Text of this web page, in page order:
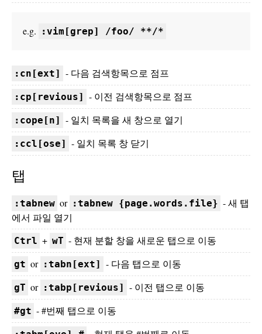
e.g. :vim[grep] /foo/ **/*
:cn[ext] - 다음 검색항목으로 점프
:cp[revious] - 이전 검색항목으로 점프
:cope[n] - 일치 목록을 새 창으로 열기
:ccl[ose] - 일치 목록 창 닫기
탭
:tabnew or :tabnew {page.words.file} - 새 탭
에서 파일 열기
Ctrl + wT - 현재 분할 창을 새로운 탭으로 이동
gt or :tabn[ext] - 다음 탭으로 이동
gT or :tabp[revious] - 이전 탭으로 이동
#gt - #번째 탭으로 이동